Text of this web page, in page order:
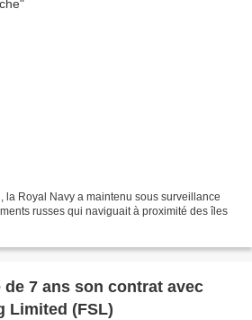
la Royal Navy a maintenu sous surveillance
russes qui naviguait à proximité des îles
7 ans son contrat avec
Limited (FSL)